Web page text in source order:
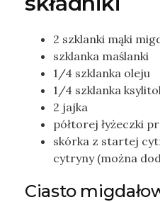
2 szklanki mąki
szklanka maślanki
1/4 szklanka oleju
1/4 szklanka
2 jajka
półtorej łyżeczki
skórka z startej
cytryny (można
Ciasto